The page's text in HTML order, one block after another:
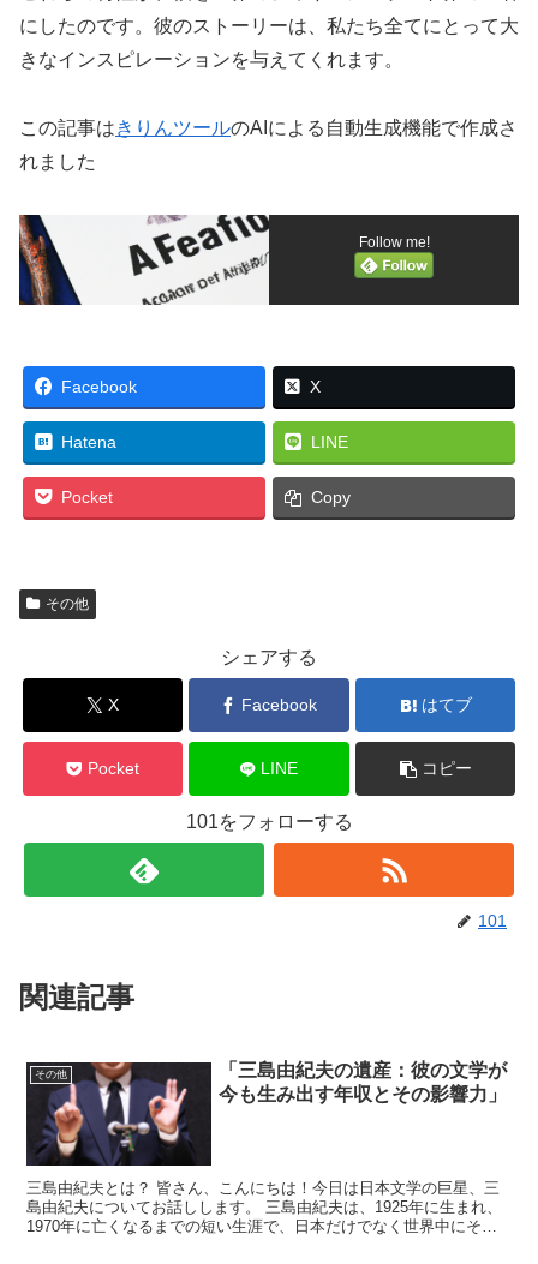
にしたのです。彼のストーリーは、私たち全てにとって大
きなインスピレーションを与えてくれます。
この記事はきりんツールのAIによる自動生成機能で作成さ
れました
Follow me!
Facebook X
Hatena LINE
Pocket Copy
その他
シェアする
X Facebook はてブ
Pocket LINE コピー
101をフォローする
101
関連記事
その他
「三島由紀夫の遺産：彼の文学が
今も生み出す年収とその影響力」
三島由紀夫とは？ 皆さん、こんにちは！今日は日本文学の巨星、三
島由紀夫についてお話しします。 三島由紀夫は、1925年に生まれ、
1970年に亡くなるまでの短い生涯で、日本だけでなく世界中にその